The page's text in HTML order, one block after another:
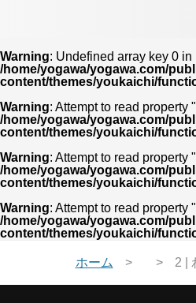
Warning: Undefined array key 0 in
/home/yogawa/yogawa.com/
content/themes/youkaichi/
Warning: Attempt to read property
/home/yogawa/yogawa.com/
content/themes/youkaichi/
Warning: Attempt to read property
/home/yogawa/yogawa.com/
content/themes/youkaichi/
Warning: Attempt to read property
/home/yogawa/yogawa.com/
content/themes/youkaichi/
ホーム 2 |